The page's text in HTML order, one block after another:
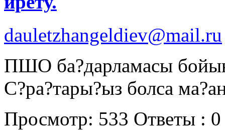
dauletzhangeldiev@mail.ru
ПШО ба?дарламасы
С?ра?тары?ыз болса
Просмотр: 533 Ответы : 0